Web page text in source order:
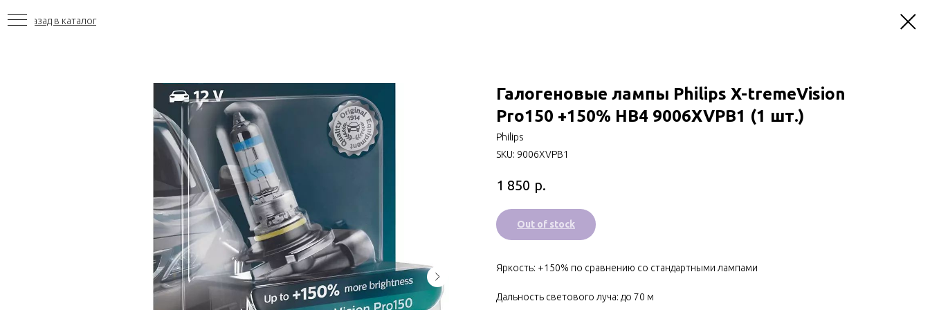
Назад в каталог
Галогеновые лампы Philips X-tremeVision
Pro150 +150% HB4 9006XVPB1 (1 шт.)
Philips
SKU: 9006XVPB1
1 850 р.
Out of stock
Яркость: +150% по сравнению со стандартными лампами
Дальность светового луча: до 70 м